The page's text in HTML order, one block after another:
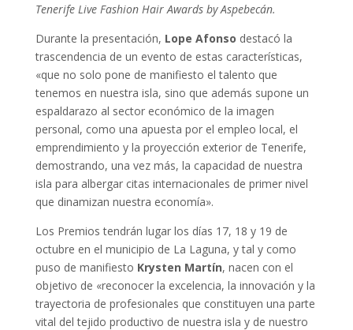
Tenerife Live Fashion Hair Awards by Aspebecán.
Durante la presentación, Lope Afonso destacó la
trascendencia de un evento de estas características,
«que no solo pone de manifiesto el talento que
tenemos en nuestra isla, sino que además supone un
espaldarazo al sector económico de la imagen
personal, como una apuesta por el empleo local, el
emprendimiento y la proyección exterior de Tenerife,
demostrando, una vez más, la capacidad de nuestra
isla para albergar citas internacionales de primer nivel
que dinamizan nuestra economía».
Los Premios tendrán lugar los días 17, 18 y 19 de
octubre en el municipio de La Laguna, y tal y como
puso de manifiesto Krysten Martín, nacen con el
objetivo de «reconocer la excelencia, la innovación y la
trayectoria de profesionales que constituyen una parte
vital del tejido productivo de nuestra isla y de nuestro